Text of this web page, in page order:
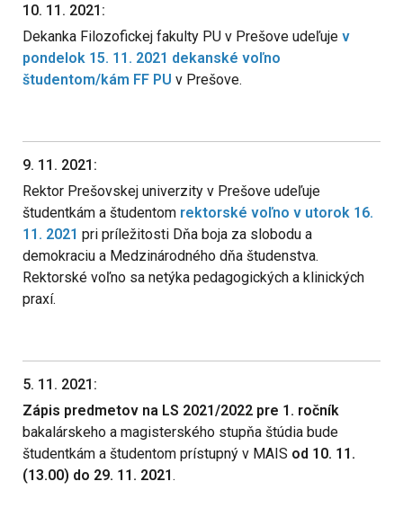
10. 11. 2021:
Dekanka Filozofickej fakulty PU v Prešove udeľuje v
pondelok 15. 11. 2021 dekanské voľno
študentom/kám FF PU v Prešove.
9. 11. 2021:
Rektor Prešovskej univerzity v Prešove udeľuje
študentkám a študentom rektorské voľno v utorok 16.
11. 2021 pri príležitosti Dňa boja za slobodu a
demokraciu a Medzinárodného dňa študenstva.
Rektorské voľno sa netýka pedagogických a klinických
praxí.
5. 11. 2021:
Zápis predmetov na LS 2021/2022 pre 1. ročník
bakalárskeho a magisterského stupňa štúdia bude
študentkám a študentom prístupný v MAIS od 10. 11.
(13.00) do 29. 11. 2021 .